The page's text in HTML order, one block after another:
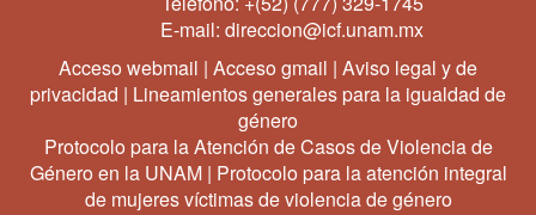
E-mail: direccion@icf.unam.mx
Acceso webmail | Acceso gmail | Aviso legal y de
privacidad | Lineamientos generales para la igualdad de
género
Protocolo para la Atención de Casos de Violencia de
Género en la UNAM| Protocolo para la atención integral
de mujeres víctimas de violencia de género